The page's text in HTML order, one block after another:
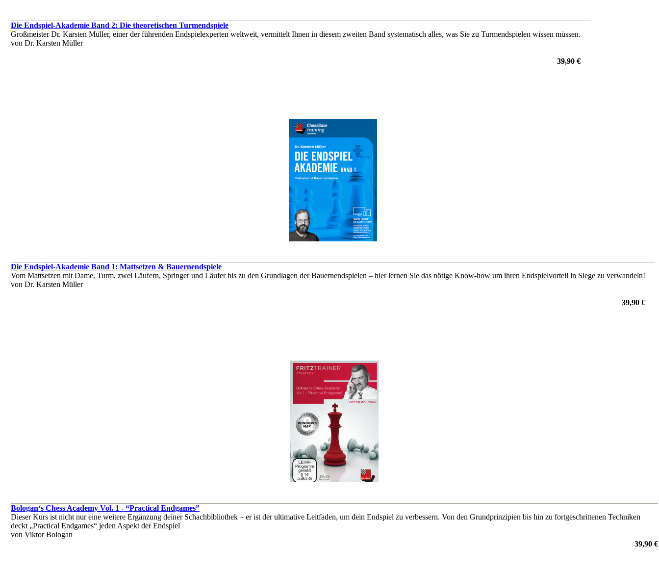
Die Endspiel-Akademie Band 2: Die theoretischen Turmendspiele
Großmeister Dr. Karsten Müller, einer der führenden Endspielexperten weltweit, vermittelt Ihnen in diesem zweiten Band systematisch alles, was Sie zu Turmendspielen wissen müssen.
von Dr. Karsten Müller
39,90 €
Die Endspiel-Akademie Band 1: Mattsetzen & Bauernendspiele
Vom Mattsetzen mit Dame, Turm, zwei Läufern, Springer und Läufer bis zu den Grundlagen der Bauernendspielen – hier lernen Sie das nötige Know-how um ihren Endspielvorteil in Siege zu verwandeln!
von Dr. Karsten Müller
39,90 €
Bologan‘s Chess Academy Vol. 1 - “Practical Endgames”
Dieser Kurs ist nicht nur eine weitere Ergänzung deiner Schachbibliothek – er ist der ultimative Leitfaden, um dein Endspiel zu verbessern. Von den Grundprinzipien bis hin zu fortgeschrittenen Techniken
deckt „Practical Endgames“ jeden Aspekt der Endspiel
von Viktor Bologan
39,90 €